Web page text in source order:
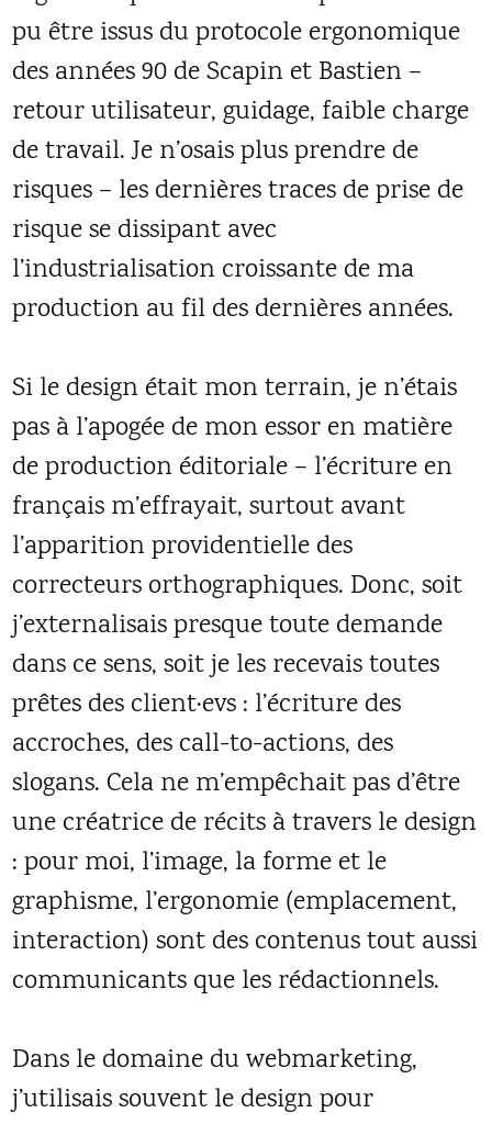
pu être issus du protocole ergonomique
des années 90 de Scapin et Bastien –
retour utilisateur, guidage, faible charge
de travail. Je n’osais plus prendre de
risques – les dernières traces de prise de
risque se dissipant avec
l’industrialisation croissante de ma
production au fil des dernières années.
Si le design était mon terrain, je n’étais
pas à l’apogée de mon essor en matière
de production éditoriale – l’écriture en
français m’effrayait, surtout avant
l’apparition providentielle des
correcteurs orthographiques. Donc, soit
j’externalisais presque toute demande
dans ce sens, soit je les recevais toutes
prêtes des client·evs : l’écriture des
accroches, des call-to-actions, des
slogans. Cela ne m’empêchait pas d’être
une créatrice de récits à travers le design
: pour moi, l’image, la forme et le
graphisme, l’ergonomie (emplacement,
interaction) sont des contenus tout aussi
communicants que les rédactionnels.
Dans le domaine du webmarketing,
j’utilisais souvent le design pour